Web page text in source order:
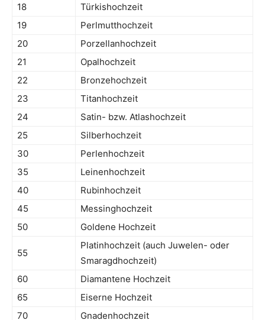
18
Türkishochzeit
19
Perlmutthochzeit
20
Porzellanhochzeit
21
Opalhochzeit
22
Bronzehochzeit
23
Titanhochzeit
24
Satin- bzw. Atlashochzeit
25
Silberhochzeit
30
Perlenhochzeit
35
Leinenhochzeit
40
Rubinhochzeit
45
Messinghochzeit
50
Goldene Hochzeit
55
Platinhochzeit (auch Juwelen- oder
Smaragdhochzeit)
60
Diamantene Hochzeit
65
Eiserne Hochzeit
70
Gnadenhochzeit